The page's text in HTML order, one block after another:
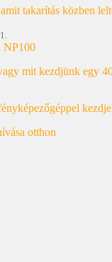
takarítás közben
NP100
mit kezdjünk egy
otthon